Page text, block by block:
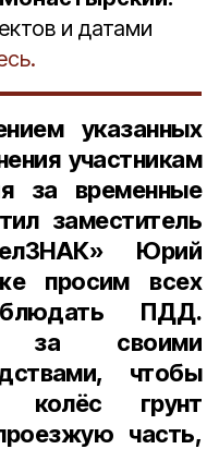
и датами
указанных
участникам
за временные
заместитель
Юрий
просим всех
ПДД.
за своими
чтобы
колёс грунт
часть,